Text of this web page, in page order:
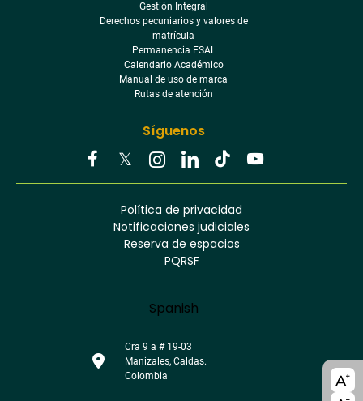
A11y
Síguenos
TwitterInstagramLinkedinTiktokYoutube
Gestión Integral
Derechos pecuniarios y valores de
matrícula
Permanencia ESAL
Calendario Académico
Manual de uso de marca
Rutas de atención
Política de privacidad
Notificaciones judiciales
Reserva de espacios
PQRSF
Language
Spanish
Cra 9 a # 19-03
Manizales, Caldas.
Colombia